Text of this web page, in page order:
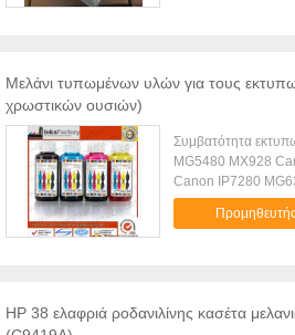
συνδυασμός
σαφώς, καλή
ενυδατώσει στο
δεν έχει
σε ποικίλο νερό τις
ακρίβειας
ταινία
Μελάνι τυπωμένων υλών για τους
χρωστικών ουσιών)
Συμβατότητα εκτυπωτών: Canon
MG5480 MX928
Canon IP7280
850 851 Canon
MP500 Canon
MG8450 850 851
HP 38 ελαφριά ροδανιλίνης κασέτα